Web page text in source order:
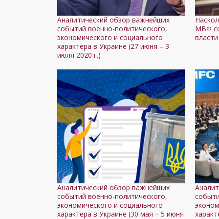
Аналитический обзор важнейших
событий военно-политического,
экономического и социального
характера в Украине (27 июня – 3
июля 2020 г.)
МВФ
власти
Аналитический обзор важнейших
событий военно-политического,
экономического и социального
характера в Украине (30 мая – 5 июня